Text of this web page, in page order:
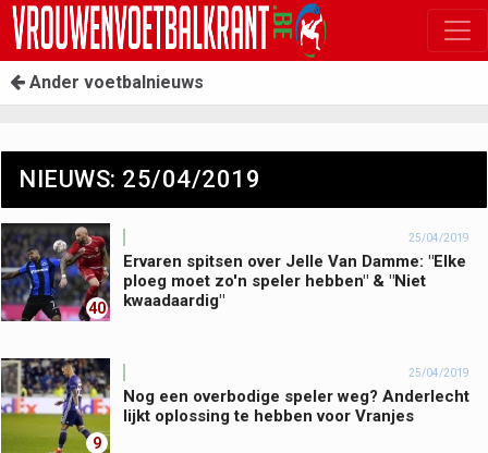
Ander voetbalnieuws
NIEUWS: 25/04/2019
40
25/04/2019
Ervaren spitsen over Jelle Van Damme: "Elke
ploeg moet zo'n speler hebben" & "Niet
kwaadaardig"
9
25/04/2019
Nog een overbodige speler weg? Anderlecht
lijkt oplossing te hebben voor Vranjes